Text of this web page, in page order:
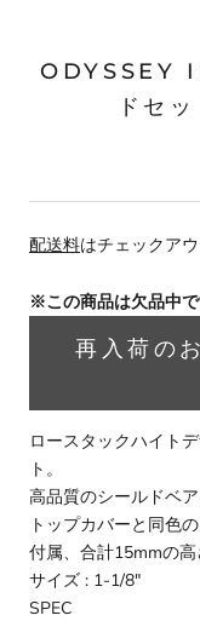
ODYSSEY
ドセ
配送料はチェックア
※この商品は欠品中
再入荷の
ロースタックハイト
ト。
高品質のシールドベア
トップカバーと同色
付属、合計15mmの高
サイズ : 1-1/8"
SPEC